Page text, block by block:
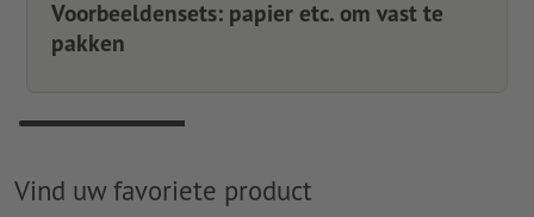
Voorbeeldensets: papier etc. om vast te
pakken
Vind uw favoriete product